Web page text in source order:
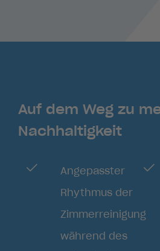
Auf dem Weg zu
Nachhaltigkeit
Angepasster
Rhythmus der
Zimmerreinigung
während des